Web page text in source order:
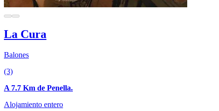
La Cura
Balones
(3)
A 7.7 Km de Penella.
Alojamiento entero